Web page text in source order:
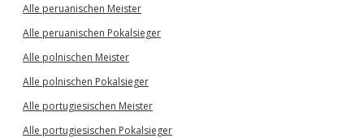
Alle peruanischen Meister
Alle peruanischen Pokalsieger
Alle polnischen Meister
Alle polnischen Pokalsieger
Alle portugiesischen Meister
Alle portugiesischen Pokalsieger